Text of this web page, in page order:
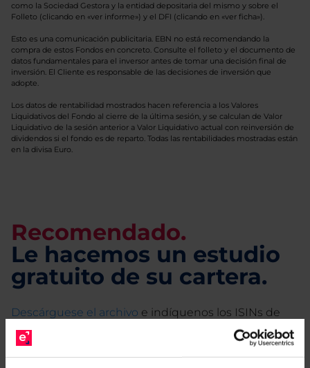
como la Sociedad Gestora y la entidad depositaria del mismo y sobre el
Folleto (clicando en «ver informe») y el DFI (clicando en «ver ficha»).
Esto es una comunicación publicitaria. EBN no está recomendando la
compra de estos Fondos en concreto. Consulte el folleto y el documento de
datos fundamentales para el inversor antes de tomar una decisión final de
inversión. El Cliente es responsable de las decisiones de inversión que
adopte.
Los datos de rentabilidad mostrados hacen referencia a los Valores
Liquidativos del Fondo al cierre de la última sesión, y se calculan de Valor
Liquidativo de la sesión anterior a Valor Liquidativo actual con reinversión de
dividendos si el fondo es de reparto. Todas las rentabilidades mostradas están
en la divisa Euro.
Recomendado.
Le hacemos un estudio
gratuito de su cartera.
Descárguese el archivo e indíquenos los ISINs de
sus Fondos y nuestros expertos le enviarán un
estudio gratuito de sus alternativas de Clases
Limpias con las que podrá ahorrar en sus costes.